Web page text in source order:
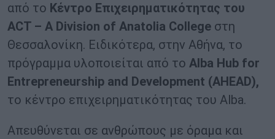
από το Κέντρο Επιχειρηματικότητας του
ACT – A Division of Anatolia College στη
Θεσσαλονίκη. Ειδικότερα, στην Αθήνα, το
πρόγραμμα υλοποιείται από το Alba Hub for
Entrepreneurship and Development (AHEAD),
το κέντρο επιχειρηματικότητας του Alba.
Απευθύνεται σε ανθρώπους με όραμα και